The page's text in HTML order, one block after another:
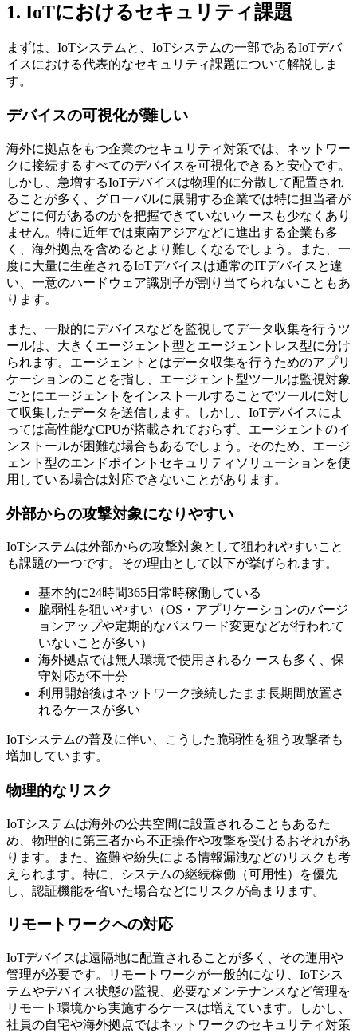
1. IoTにおけるセキュリティ課題
まずは、IoTシステムと、IoTシステムの一部であるIoTデバ
イスにおける代表的なセキュリティ課題について解説しま
す。
デバイスの可視化が難しい
海外に拠点をもつ企業のセキュリティ対策では、ネットワー
クに接続するすべてのデバイスを可視化できると安心です。
しかし、急増するIoTデバイスは物理的に分散して配置され
ることが多く、グローバルに展開する企業では特に担当者が
どこに何があるのかを把握できていないケースも少なくあり
ません。特に近年では東南アジアなどに進出する企業も多
く、海外拠点を含めるとより難しくなるでしょう。また、一
度に大量に生産されるIoTデバイスは通常のITデバイスと違
い、一意のハードウェア識別子が割り当てられないこともあ
ります。
また、一般的にデバイスなどを監視してデータ収集を行うツ
ールは、大きくエージェント型とエージェントレス型に分け
られます。エージェントとはデータ収集を行うためのアプリ
ケーションのことを指し、エージェント型ツールは監視対象
ごとにエージェントをインストールすることでツールに対し
て収集したデータを送信します。しかし、IoTデバイスによ
っては高性能なCPUが搭載されておらず、エージェントのイ
ンストールが困難な場合もあるでしょう。そのため、エージ
ェント型のエンドポイントセキュリティソリューションを使
用している場合は対応できないことがあります。
外部からの攻撃対象になりやすい
IoTシステムは外部からの攻撃対象として狙われやすいこと
も課題の一つです。その理由として以下が挙げられます。
基本的に24時間365日常時稼働している
脆弱性を狙いやすい（OS・アプリケーションのバージ
ョンアップや定期的なパスワード変更などが行われて
いないことが多い）
海外拠点では無人環境で使用されるケースも多く、保
守対応が不十分
利用開始後はネットワーク接続したまま長期間放置さ
れるケースが多い
IoTシステムの普及に伴い、こうした脆弱性を狙う攻撃者も
増加しています。
物理的なリスク
IoTシステムは海外の公共空間に設置されることもあるた
め、物理的に第三者から不正操作や攻撃を受けるおそれがあ
ります。また、盗難や紛失による情報漏洩などのリスクも考
えられます。特に、システムの継続稼働（可用性）を優先
し、認証機能を省いた場合などにリスクが高まります。
リモートワークへの対応
IoTデバイスは遠隔地に配置されることが多く、その運用や
管理が必要です。リモートワークが一般的になり、IoTシス
テムやデバイス状態の監視、必要なメンテナンスなど管理を
リモート環境から実施するケースは増えています。しかし、
社員の自宅や海外拠点ではネットワークのセキュリティ対策